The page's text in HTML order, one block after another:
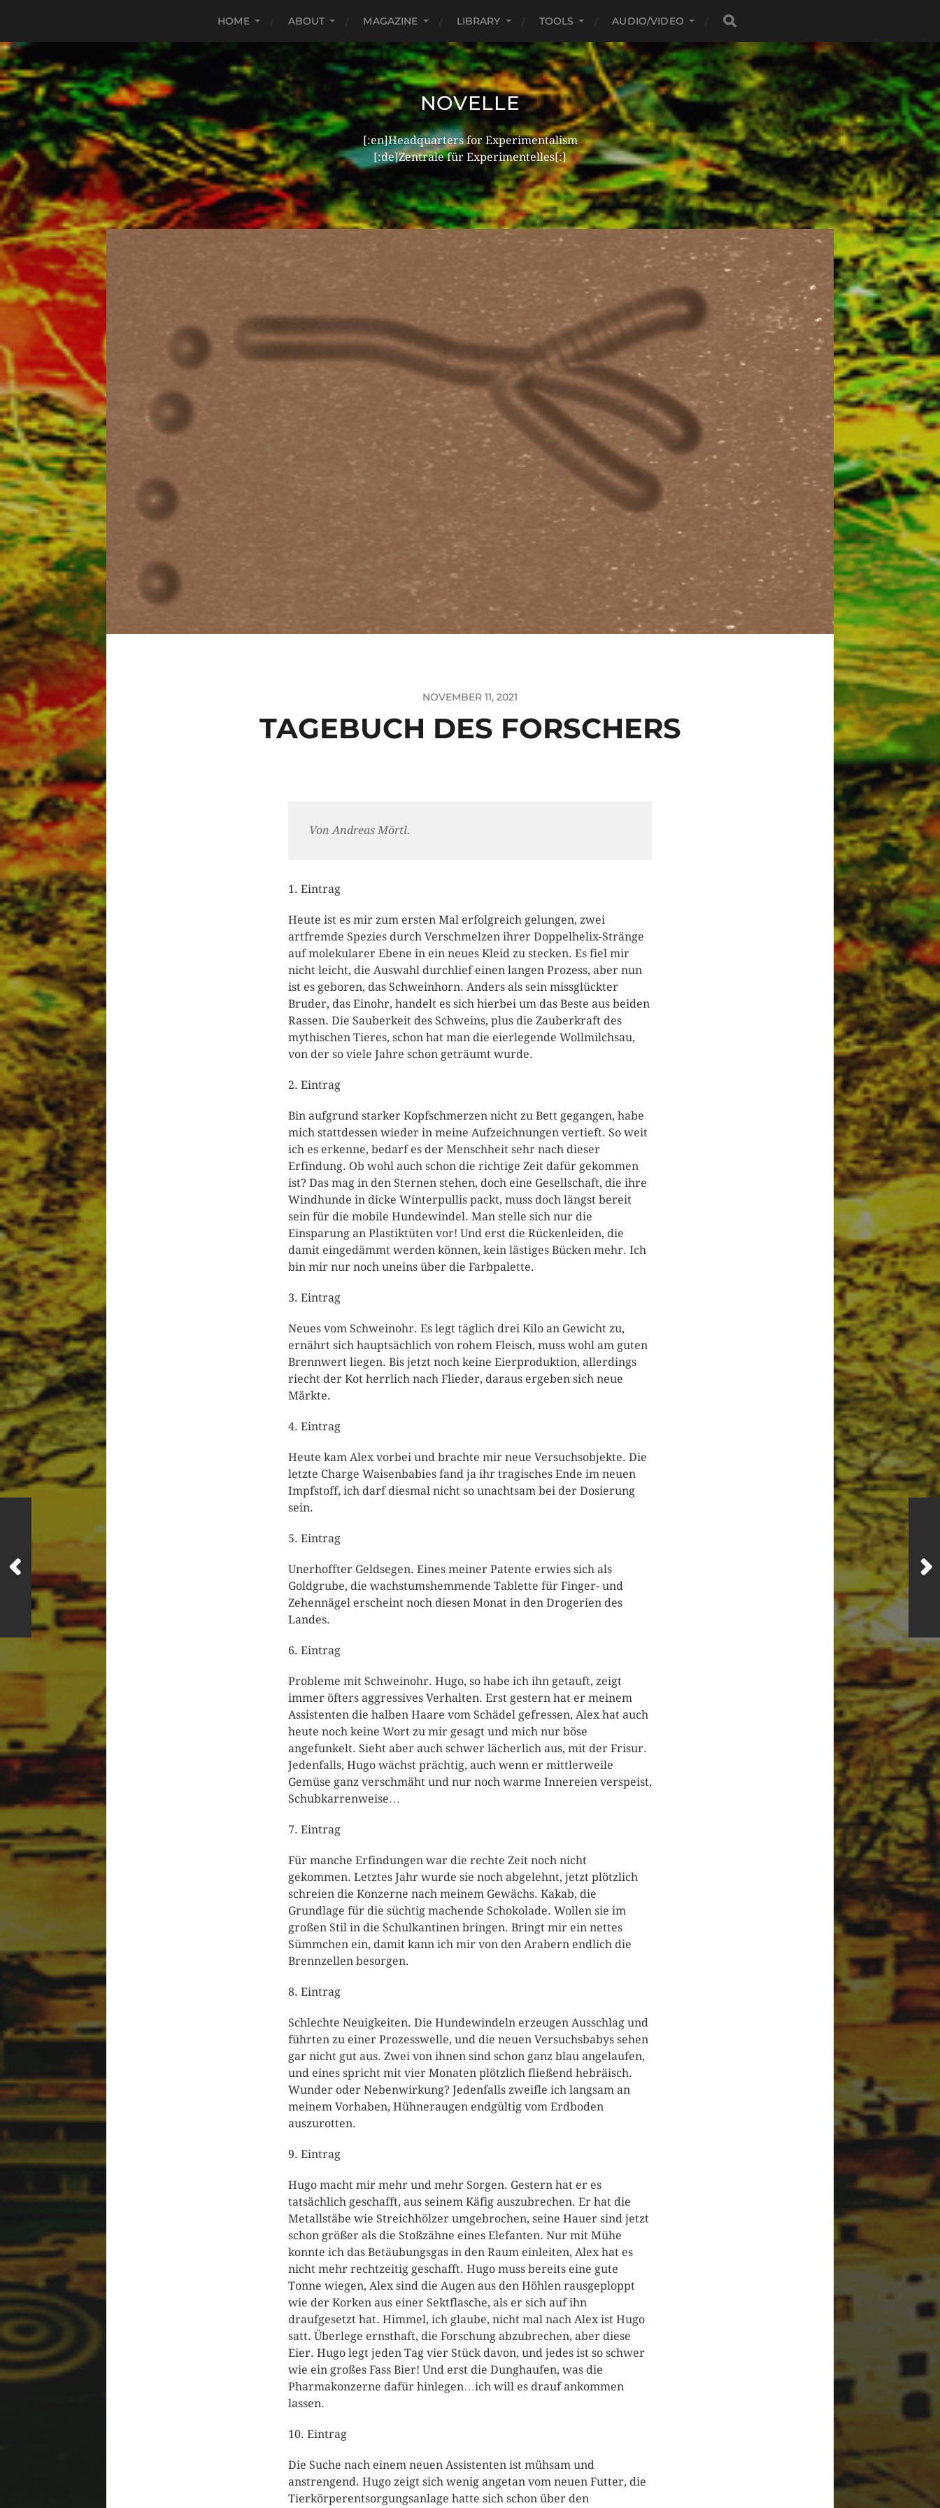
HOME ABOUT MAGAZINE LIBRARY TOOLS AUDIO/VIDEO
NOVELLE
[:en]Headquarters for Experimentalism
[:de]Zentrale für Experimentelles[:]
NOVEMBER 11, 2021
TAGEBUCH DES FORSCHERS
Von Andreas Mörtl.
1. Eintrag
Heute ist es mir zum ersten Mal erfolgreich gelungen, zwei
artfremde Spezies durch Verschmelzen ihrer Doppelhelix-Stränge
auf molekularer Ebene in ein neues Kleid zu stecken. Es fiel mir
nicht leicht, die Auswahl durchlief einen langen Prozess, aber nun
ist es geboren, das Schweinhorn. Anders als sein missglückter
Bruder, das Einohr, handelt es sich hierbei um das Beste aus beiden
Rassen. Die Sauberkeit des Schweins, plus die Zauberkraft des
mythischen Tieres, schon hat man die eierlegende Wollmilchsau,
von der so viele Jahre schon geträumt wurde.
2. Eintrag
Bin aufgrund starker Kopfschmerzen nicht zu Bett gegangen, habe
mich stattdessen wieder in meine Aufzeichnungen vertieft. So weit
ich es erkenne, bedarf es der Menschheit sehr nach dieser
Erfindung. Ob wohl auch schon die richtige Zeit dafür gekommen
ist? Das mag in den Sternen stehen, doch eine Gesellschaft, die ihre
Windhunde in dicke Winterpullis packt, muss doch längst bereit
sein für die mobile Hundewindel. Man stelle sich nur die
Einsparung an Plastiktüten vor! Und erst die Rückenleiden, die
damit eingedämmt werden können, kein lästiges Bücken mehr. Ich
bin mir nur noch uneins über die Farbpalette.
3. Eintrag
Neues vom Schweinohr. Es legt täglich drei Kilo an Gewicht zu,
ernährt sich hauptsächlich von rohem Fleisch, muss wohl am guten
Brennwert liegen. Bis jetzt noch keine Eierproduktion, allerdings
riecht der Kot herrlich nach Flieder, daraus ergeben sich neue
Märkte.
4. Eintrag
Heute kam Alex vorbei und brachte mir neue Versuchsobjekte. Die
letzte Charge Waisenbabies fand ja ihr tragisches Ende im neuen
Impfstoff, ich darf diesmal nicht so unachtsam bei der Dosierung
sein.
5. Eintrag
Unerhoffter Geldsegen. Eines meiner Patente erwies sich als
Goldgrube, die wachstumshemmende Tablette für Finger- und
Zehennägel erscheint noch diesen Monat in den Drogerien des
Landes.
6. Eintrag
Probleme mit Schweinohr. Hugo, so habe ich ihn getauft, zeigt
immer öfters aggressives Verhalten. Erst gestern hat er meinem
Assistenten die halben Haare vom Schädel gefressen, Alex hat auch
heute noch keine Wort zu mir gesagt und mich nur böse
angefunkelt. Sieht aber auch schwer lächerlich aus, mit der Frisur.
Jedenfalls, Hugo wächst prächtig, auch wenn er mittlerweile
Gemüse ganz verschmäht und nur noch warme Innereien verspeist,
Schubkarrenweise…
7. Eintrag
Für manche Erfindungen war die rechte Zeit noch nicht
gekommen. Letztes Jahr wurde sie noch abgelehnt, jetzt plötzlich
schreien die Konzerne nach meinem Gewächs. Kakab, die
Grundlage für die süchtig machende Schokolade. Wollen sie im
großen Stil in die Schulkantinen bringen. Bringt mir ein nettes
Sümmchen ein, damit kann ich mir von den Arabern endlich die
Brennzellen besorgen.
8. Eintrag
Schlechte Neuigkeiten. Die Hundewindeln erzeugen Ausschlag und
führten zu einer Prozesswelle, und die neuen Versuchsbabys sehen
gar nicht gut aus. Zwei von ihnen sind schon ganz blau angelaufen,
und eines spricht mit vier Monaten plötzlich fließend hebräisch.
Wunder oder Nebenwirkung? Jedenfalls zweifle ich langsam an
meinem Vorhaben, Hühneraugen endgültig vom Erdboden
auszurotten.
9. Eintrag
Hugo macht mir mehr und mehr Sorgen. Gestern hat er es
tatsächlich geschafft, aus seinem Käfig auszubrechen. Er hat die
Metallstäbe wie Streichhölzer umgebrochen, seine Hauer sind jetzt
schon größer als die Stoßzähne eines Elefanten. Nur mit Mühe
konnte ich das Betäubungsgas in den Raum einleiten, Alex hat es
nicht mehr rechtzeitig geschafft. Hugo muss bereits eine gute
Tonne wiegen, Alex sind die Augen aus den Höhlen rausgeploppt
wie der Korken aus einer Sektflasche, als er sich auf ihn
draufgesetzt hat. Himmel, ich glaube, nicht mal nach Alex ist Hugo
satt. Überlege ernsthaft, die Forschung abzubrechen, aber diese
Eier. Hugo legt jeden Tag vier Stück davon, und jedes ist so schwer
wie ein großes Fass Bier! Und erst die Dunghaufen, was die
Pharmakonzerne dafür hinlegen…ich will es drauf ankommen
lassen.
10. Eintrag
Die Suche nach einem neuen Assistenten ist mühsam und
anstrengend. Hugo zeigt sich wenig angetan vom neuen Futter, die
Tierkörperentsorgungsanlage hatte sich schon über den